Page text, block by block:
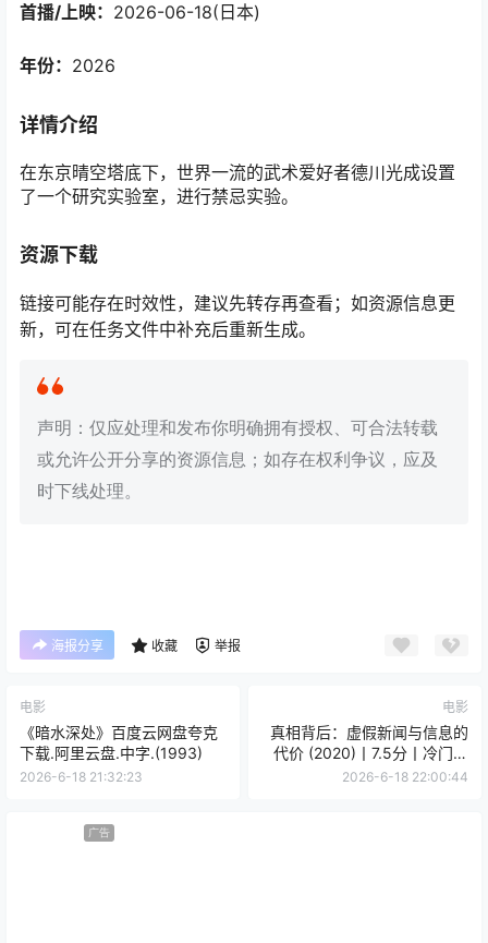
首播/上映： 2026-06-18(日本)
年份： 2026
详情介绍
在东京晴空塔底下，世界一流的武术爱好者德川光成设置
了一个研究实验室，进行禁忌实验。
资源下载
链接可能存在时效性，建议先转存再查看；如资源信息更
新，可在任务文件中补充后重新生成。
声明：仅应处理和发布你明确拥有授权、可合法转载
或允许公开分享的资源信息；如存在权利争议，应及
时下线处理。
海报分享 收藏 举报
电影
《暗水深处》百度云网盘夸克
下载.阿里云盘.中字.(1993)
2026-6-18 21:32:23
电影
真相背后：虚假新闻与信息的
代价 (2020)丨7.5分丨冷门高
分纪录片推荐
2026-6-18 22:00:44
广告